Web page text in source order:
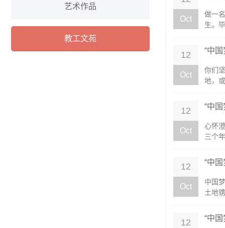
艺术作品
教工文苑
Oct
做一
生。
12
Oct
“中
你们
地，
12
Oct
“中
心怀
三个
12
Oct
“中
中国
土地
12 “中